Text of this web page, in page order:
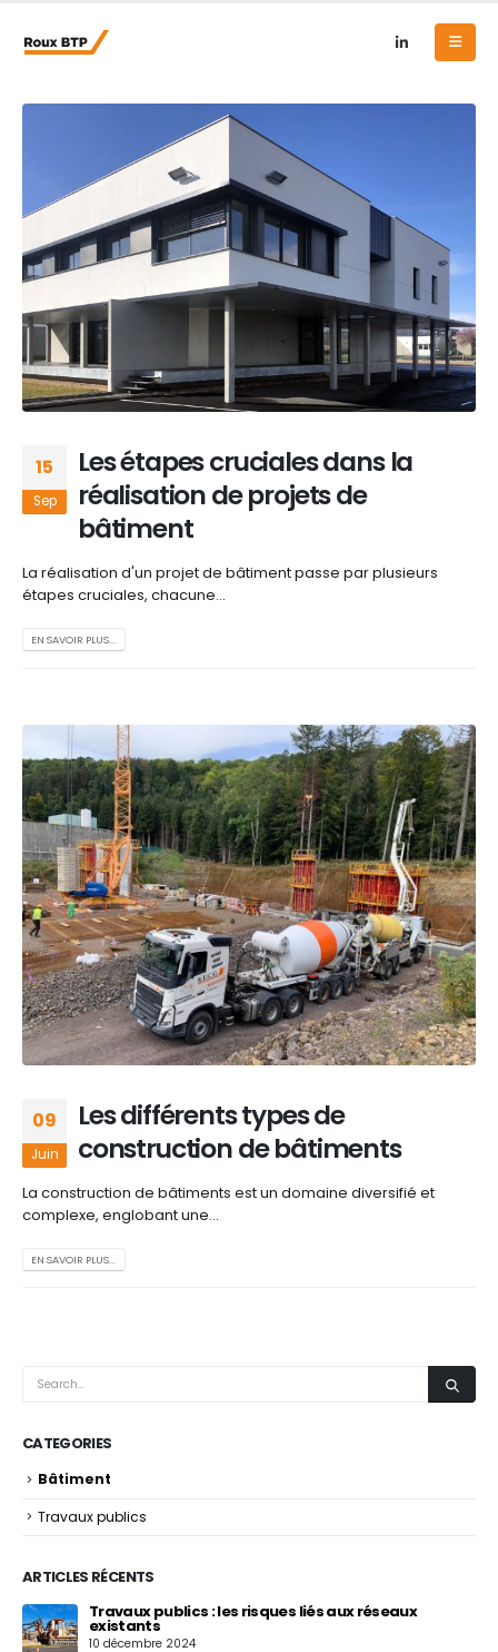
15
Sep
Les étapes cruciales dans la
réalisation de projets de
bâtiment
La réalisation d'un projet de bâtiment passe par plusieurs
étapes cruciales, chacune...
EN SAVOIR PLUS...
09
Juin
Les différents types de
construction de bâtiments
La construction de bâtiments est un domaine diversifié et
complexe, englobant une...
EN SAVOIR PLUS...
CATEGORIES
Bâtiment
Travaux publics
ARTICLES RÉCENTS
Travaux publics : les risques liés aux réseaux
existants
10 décembre 2024